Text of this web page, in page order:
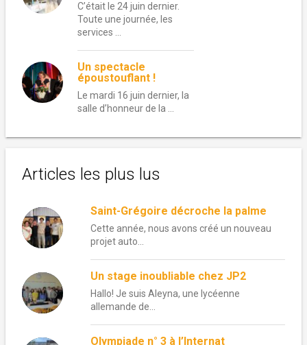
C’était le 24 juin dernier.
Toute une journée, les
services …
Un spectacle
époustouflant !
Le mardi 16 juin dernier, la
salle d’honneur de la …
Articles les plus lus
Saint-Grégoire décroche la palme
Cette année, nous avons créé un nouveau
projet auto...
Un stage inoubliable chez JP2
Hallo! Je suis Aleyna, une lycéenne
allemande de...
Olympiade n° 3 à l’Internat